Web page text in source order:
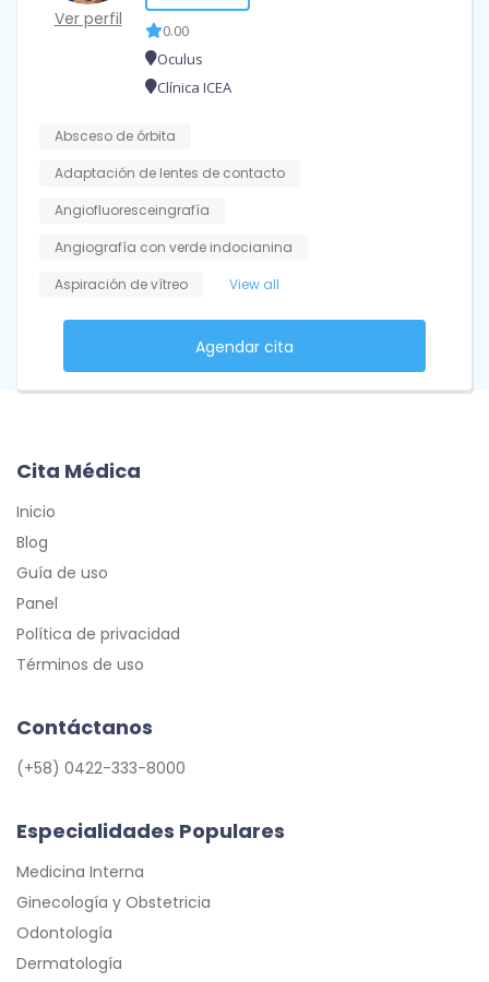
Ver perfil
0.00
Oculus
Clínica ICEA
Absceso de órbita
Adaptación de lentes de contacto
Angiofluoresceingrafía
Angiografía con verde indocianina
Aspiración de vítreo
View all
Agendar cita
Cita Médica
Inicio
Blog
Guía de uso
Panel
Política de privacidad
Términos de uso
Contáctanos
(+58) 0422-333-8000
Especialidades Populares
Medicina Interna
Ginecología y Obstetricia
Odontología
Dermatología